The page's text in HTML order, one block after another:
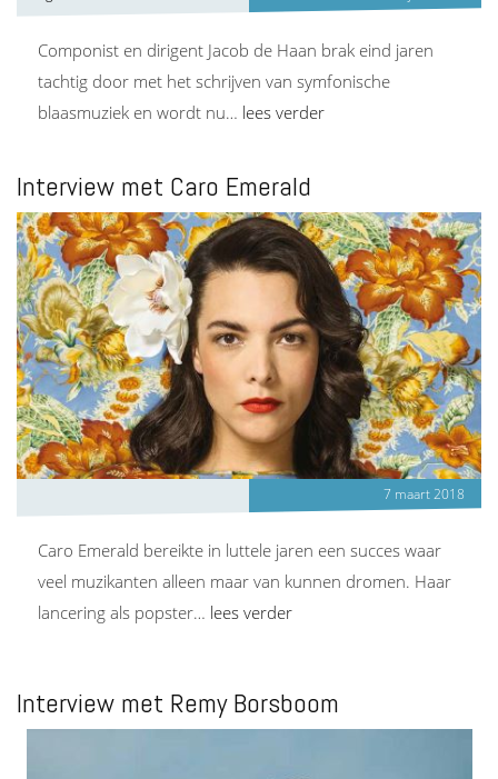
Componist en dirigent Jacob de Haan brak eind jaren
tachtig door met het schrijven van symfonische
blaasmuziek en wordt nu… lees verder
Interview met Caro Emerald
7 maart 2018
Caro Emerald bereikte in luttele jaren een succes waar
veel muzikanten alleen maar van kunnen dromen. Haar
lancering als popster… lees verder
Interview met Remy Borsboom